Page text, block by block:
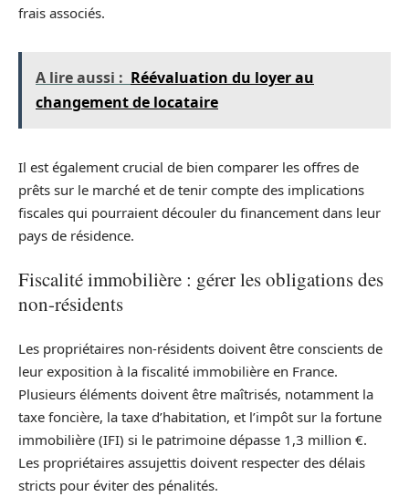
frais associés.
A lire aussi : Réévaluation du loyer au
changement de locataire
Il est également crucial de bien comparer les offres de
prêts sur le marché et de tenir compte des implications
fiscales qui pourraient découler du financement dans leur
pays de résidence.
Fiscalité immobilière : gérer les obligations des
non-résidents
Les propriétaires non-résidents doivent être conscients de
leur exposition à la fiscalité immobilière en France.
Plusieurs éléments doivent être maîtrisés, notamment la
taxe foncière, la taxe d’habitation, et l’impôt sur la fortune
immobilière (IFI) si le patrimoine dépasse 1,3 million €.
Les propriétaires assujettis doivent respecter des délais
stricts pour éviter des pénalités.